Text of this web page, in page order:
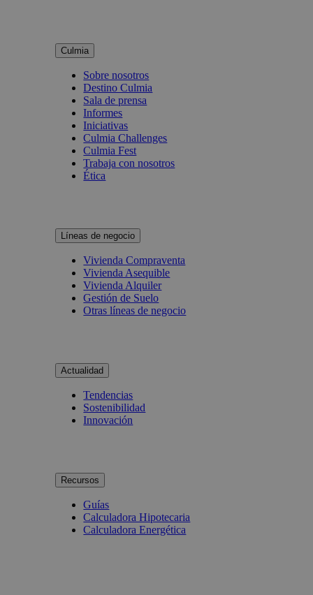
Culmia
Sobre nosotros
Destino Culmia
Sala de prensa
Informes
Iniciativas
Culmia Challenges
Culmia Fest
Trabaja con nosotros
Ética
Líneas de negocio
Vivienda Compraventa
Vivienda Asequible
Vivienda Alquiler
Gestión de Suelo
Otras líneas de negocio
Actualidad
Tendencias
Sostenibilidad
Innovación
Recursos
Guías
Calculadora Hipotecaria
Calculadora Energética